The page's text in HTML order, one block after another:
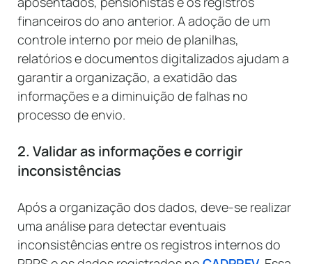
financeiros do ano anterior. A adoção de um
controle interno por meio de planilhas,
relatórios e documentos digitalizados ajudam a
garantir a organização, a exatidão das
informações e a diminuição de falhas no
processo de envio.
2. Validar as informações e corrigir
inconsistências
Após a organização dos dados, deve-se realizar
uma análise para detectar eventuais
inconsistências entre os registros internos do